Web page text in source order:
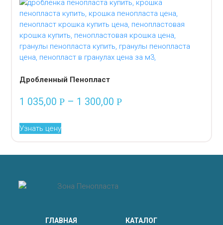
Дробленный Пенопласт
1 035,00Р – 1 300,00Р
Узнать цену
ГЛАВНАЯ КАТАЛОГ